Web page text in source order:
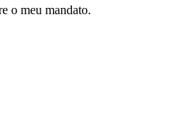
o meu mandato.